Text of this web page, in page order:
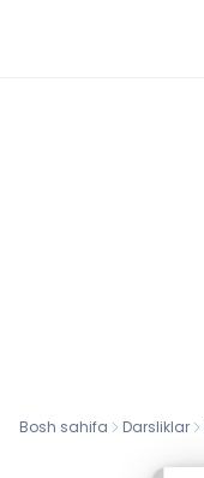
Bosh sahifa Darsliklar